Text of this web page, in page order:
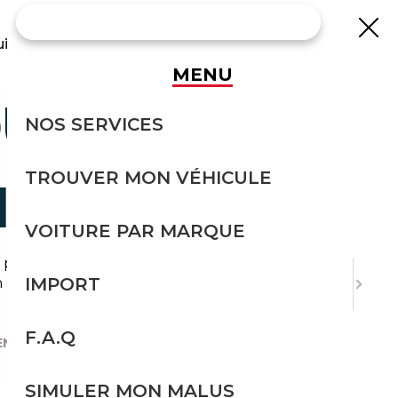
UNE
de ces nouvelles voitures vertueuses posent
de catégories pour trouver celle qui
IMPORT ?
MENU
NOS SERVICES
TROUVER MON VÉHICULE
VOITURE PAR MARQUE
IMPORT
F.A.Q
SIMULER MON MALUS